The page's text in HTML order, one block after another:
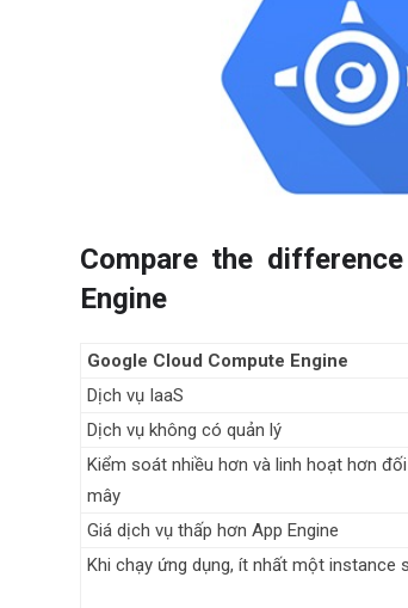
Compare the
Engine
Google Cloud Compute Engine
Dịch vụ IaaS
Dịch vụ không có quản lý
Kiểm soát nhiều hơn và linh hoạt hơn
mây
Giá dịch vụ thấp hơn App Engine
Khi chạy ứng dụng, ít nhất một instance